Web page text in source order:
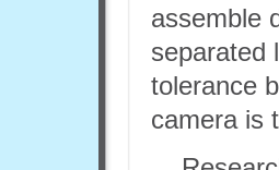
assemble
separated
tolerance
camera is